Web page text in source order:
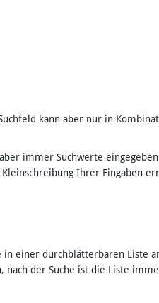
kann aber nur in
immer Suchwerte
Ihrer Eingaben
in einer durchblätterbaren Liste
der Suche ist die Liste